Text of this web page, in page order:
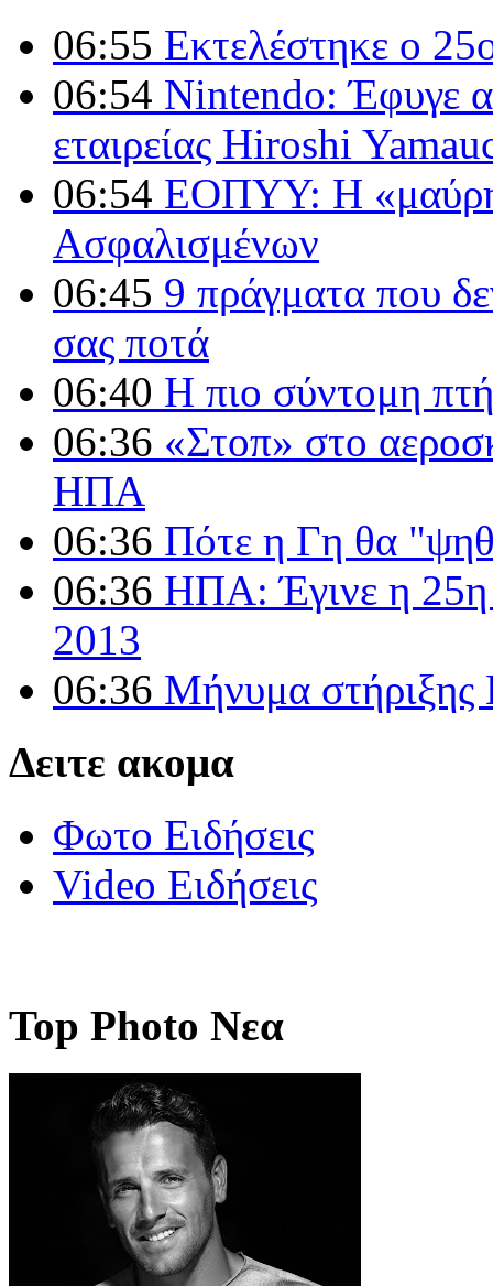
06:55 Εκτελέστηκε ο
06:54 Nintendo: Έφυγε
εταιρείας Hiroshi
06:54 ΕΟΠΥΥ: Η
Ασφαλισμένων
06:45 9 πράγματα που
σας ποτά
06:40 Η πιο σύντομη
06:36 «Στοπ» στο
ΗΠΑ
06:36 Πότε η Γη θα
06:36 ΗΠΑ: Έγινε η 25η
2013
06:36 Μήνυμα στήριξης
Δειτε ακομα
Φωτο Ειδήσεις
Video Ειδήσεις
Top Photo Νεα